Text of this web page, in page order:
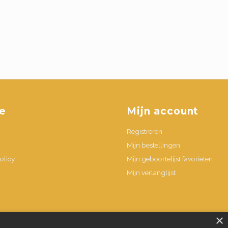
Mijn account
Registreren
Mijn bestellingen
Mijn geboortelijst favorieten
Mijn verlanglijst
×